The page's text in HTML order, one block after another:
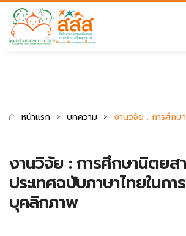
มาตรฐานการเข้าถึงเว็บ WCAG 2.2 AA
หน้าแรก บทความ งานวิจัย : การศึกษ
งานวิจัย : การศึกษานิตยส
ประเทศฉบับภาษาไทยในก
บุคลิกภาพ